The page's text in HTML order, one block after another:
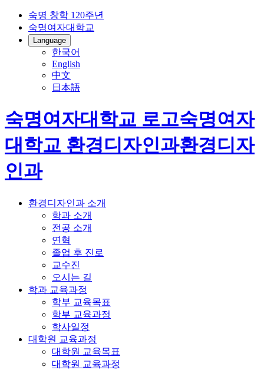
숙명 창학 120주년
숙명여자대학교
Language
한국어
English
中文
日本語
숙명여자대학교 로고숙명여자
대학교 환경디자인과환경디자
인과
환경디자인과 소개
학과 소개
전공 소개
연혁
졸업 후 진로
교수진
오시는 길
학과 교육과정
학부 교육목표
학부 교육과정
학사일정
대학원 교육과정
대학원 교육목표
대학원 교육과정